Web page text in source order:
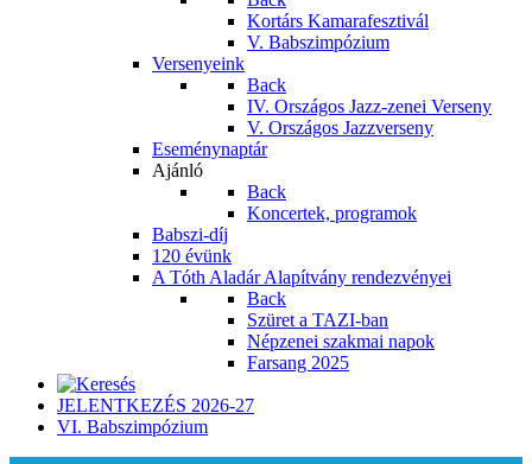
Kortárs Kamarafesztivál
V. Babszimpózium
Versenyeink
Back
IV. Országos Jazz-zenei Verseny
V. Országos Jazzverseny
Eseménynaptár
Ajánló
Back
Koncertek, programok
Babszi-díj
120 évünk
A Tóth Aladár Alapítvány rendezvényei
Back
Szüret a TAZI-ban
Népzenei szakmai napok
Farsang 2025
JELENTKEZÉS 2026-27
VI. Babszimpózium